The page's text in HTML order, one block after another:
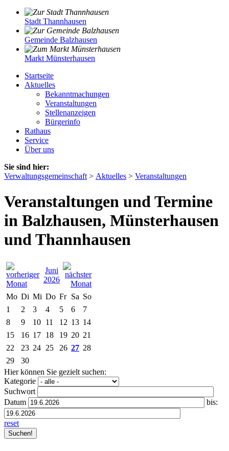
Stadt Thannhausen
Gemeinde Balzhausen
Markt Münsterhausen
Startseite
Aktuelles
Bekanntmachungen
Veranstaltungen
Stellenanzeigen
Bürgerinfo
Rathaus
Service
Über uns
Sie sind hier:
Verwaltungsgemeinschaft > Aktuelles > Veranstaltungen
Veranstaltungen und Termine
in Balzhausen, Münsterhausen
und Thannhausen
Juni
2026
Mo Di Mi Do Fr Sa So
1
2 3 4 5 6
7
8
9 10 11 12 13 14
15
16 17 18 19 20 21
22
23 24 25 26 27 28
29
30
Hier können Sie gezielt suchen:
Kategorie
Suchwort
Datum
bis:
reset